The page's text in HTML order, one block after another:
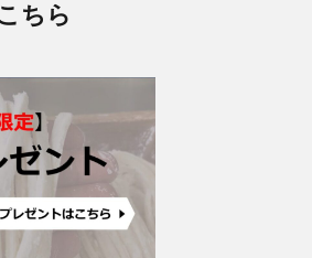
ちら